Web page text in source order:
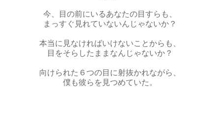
今、目の前にいるあなたの目すらも、
まっすぐ見れていないんじゃないか？
本当に見なければいけないことからも、
目をそらしたままなんじゃないか？
向けられた６つの目に射抜かれながら、
僕も彼らを見つめていた。